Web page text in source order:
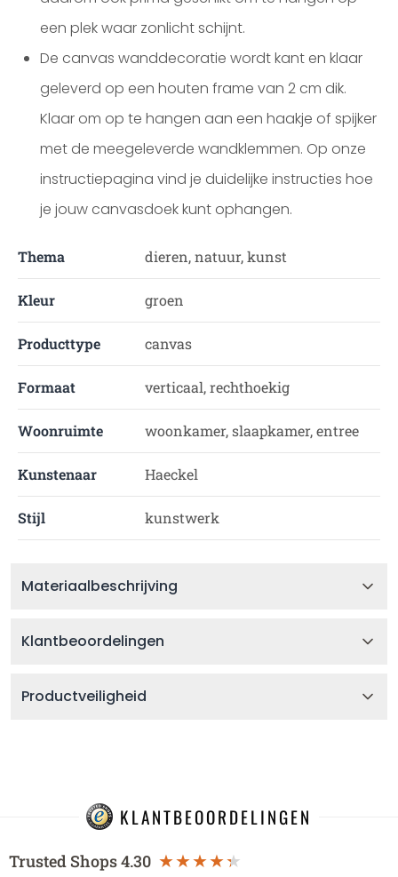
een plek waar zonlicht schijnt.
De canvas wanddecoratie wordt kant en klaar
geleverd op een houten frame van 2 cm dik.
Klaar om op te hangen aan een haakje of spijker
met de meegeleverde wandklemmen. Op onze
instructiepagina vind je duidelijke instructies hoe
je jouw canvasdoek kunt ophangen.
Thema dieren, natuur, kunst
Kleur groen
Producttype canvas
Formaat verticaal, rechthoekig
Woonruimte woonkamer, slaapkamer, entree
Kunstenaar Haeckel
Stijl kunstwerk
Materiaalbeschrijving
Klantbeoordelingen
Productveiligheid
KLANTBEOORDELINGEN
Trusted Shops4.30